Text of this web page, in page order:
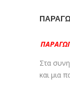
Στα
και μια